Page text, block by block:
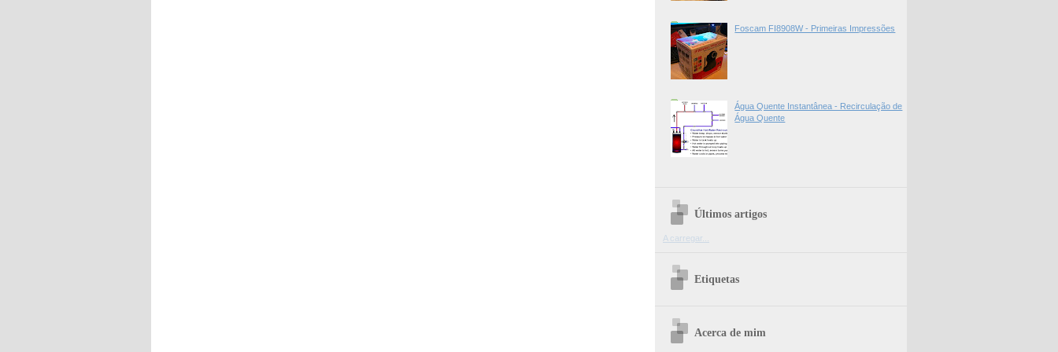
Foscam FI8908W - Primeiras Impressões
Água Quente Instantânea - Recirculação de
Água Quente
Últimos artigos
A carregar...
Etiquetas
Acerca de mim